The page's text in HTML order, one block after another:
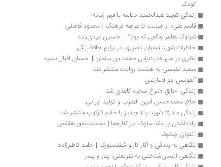
زندگی شهید عبدالحمید دیالمه با فهم زمانه
قاسم غنی؛ از طبابت تا عرصه فرهنگ | محمود فاضلی
شرلوک هلمز واقعی که بود؟ |  حسین عیدی‌زاده
خاطرات شهید شعبان نصیری در برایم حافظ بگیر
نظری بر سیر قدرت‌یابی محمد بن سلمان | احسان اقبال سعید
سعید نفیسی به هشت روایت منتشر شد
آلفونس دو لامارتین
زندگی  خالق «مرغ سحر» کاغذی شد
حاج محمدحسن امین الضرب و تولید ایرانی
زندگی مادر۳ شهید و ۲ جانباز با خانم کارکوب منتشر شد
یادداشتی بر نقد سلوک در کناره‌ها | محمدمنصور هاشمی
آنتوان چخوف
نگاهی به زندگی و آثار کارلو گینتسبورگ | حامد کاظم‌زاده
نگاهی انسان‌شناختی به شریعتی؛ پدر و پسر